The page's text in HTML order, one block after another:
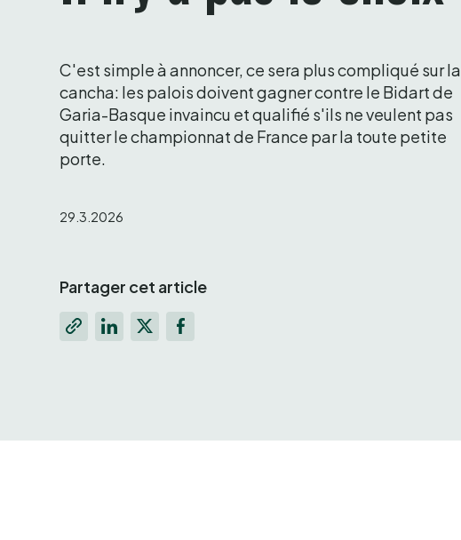
C'est simple à annoncer, ce sera plus compliqué sur la
cancha: les palois doivent gagner contre le Bidart de
Garia-Basque invaincu et qualifié s'ils ne veulent pas
quitter le championnat de France par la toute petite
porte.
29.3.2026
Partager cet article